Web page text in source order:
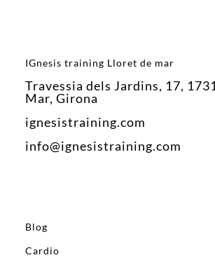
IGnesis training Lloret de mar
Travessia dels Jardins, 17,
Mar, Girona
ignesistraining.com
info@ignesistraining.com
Blog
Cardio